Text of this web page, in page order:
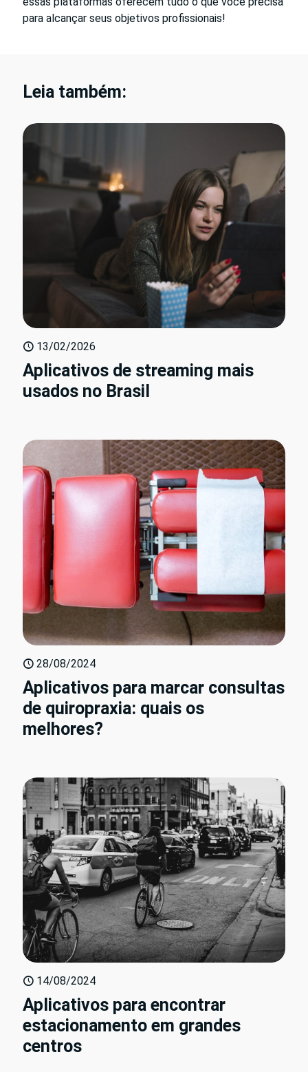
para alcançar seus objetivos profissionais!
Leia também:
13/02/2026
Aplicativos de streaming mais
usados no Brasil
28/08/2024
Aplicativos para marcar consultas
de quiropraxia: quais os
melhores?
14/08/2024
Aplicativos para encontrar
estacionamento em grandes
centros